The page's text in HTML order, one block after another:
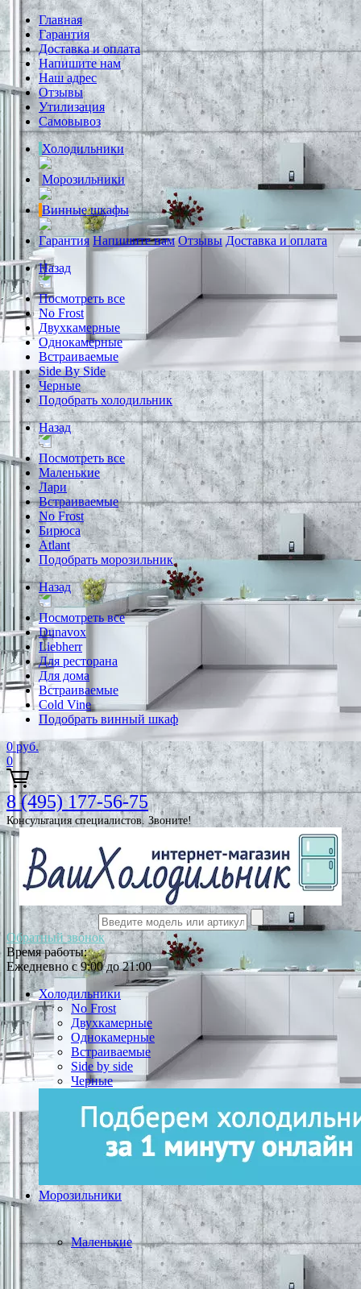
Главная
Гарантия
Доставка и оплата
Напишите нам
Наш адрес
Отзывы
Утилизация
Самовывоз
Холодильники
Морозильники
Винные шкафы
Гарантия Напишите нам Отзывы Доставка и оплата
Назад
Посмотреть все
No Frost
Двухкамерные
Однокамерные
Встраиваемые
Side By Side
Черные
Подобрать холодильник
Назад
Посмотреть все
Маленькие
Лари
Встраиваемые
No Frost
Бирюса
Atlant
Подобрать морозильник
Назад
Посмотреть все
Dunavox
Liebherr
Для ресторана
Для дома
Встраиваемые
Cold Vine
Подобрать винный шкаф
0 руб.
0
8 (495) 177-56-75
Консультация специалистов. Звоните!
Обратный звонок
Время работы:
Ежедневно с 9:00 до 21:00
Холодильники
No Frost
Двухкамерные
Однокамерные
Встраиваемые
Side by side
Черные
Морозильники
Маленькие